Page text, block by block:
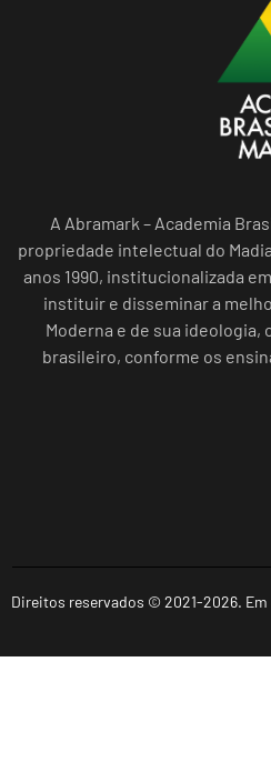
A Abramark – Academia
propriedade intelectual do
anos 1990, institucionalizada
instituir e disseminar a
Moderna e de sua
brasileiro, conforme os
Direitos reservados © 2021-2026.